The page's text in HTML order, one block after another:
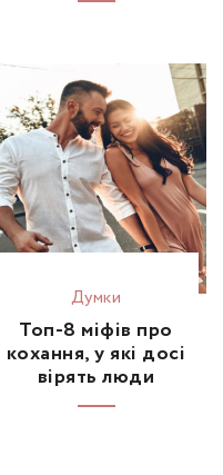
Думки
Топ-8 міфів про
кохання, у які досі
вірять люди